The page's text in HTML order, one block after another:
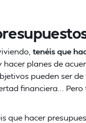
tenéis que
planes de
pueden ser
financiera…
que hacer